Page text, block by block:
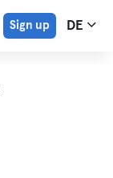
Sign up DE